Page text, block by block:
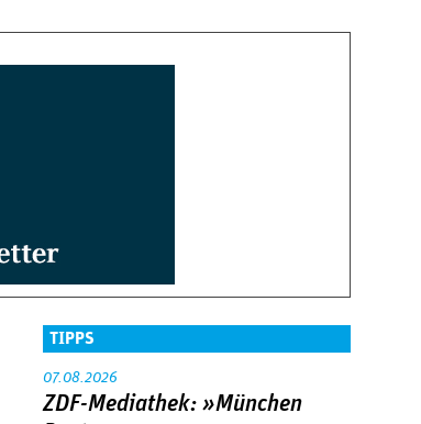
TIPPS
07.08.2026
ZDF-Mediathek: »München